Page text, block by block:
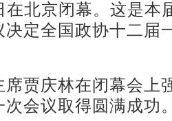
在北京闭幕。这是本
定全国政协十二届
庆林在闭幕会上
次会议取得圆满成功